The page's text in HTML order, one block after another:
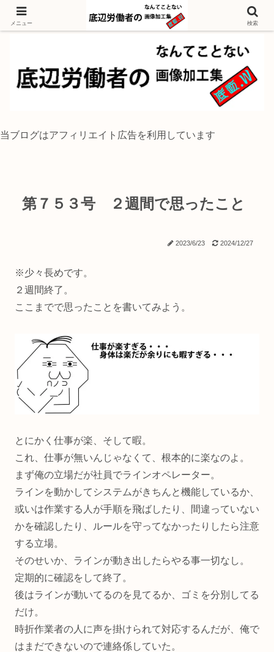
独身底辺おじさんが風景写真をイラスト風に加工するブログ
当ブログはアフィリエイト広告を利用しています
第７５３号 ２週間で思ったこと
2023/6/23 2024/12/27
※少々長めです。
２週間終了。
ここまでで思ったことを書いてみよう。
とにかく仕事が楽、そして暇。
これ、仕事が無いんじゃなくて、根本的に楽なのよ。
まず俺の立場だが社員でラインオペレーター。
ラインを動かしてシステムがきちんと機能しているか、
或いは作業する人が手順を飛ばしたり、間違っていない
かを確認したり、ルールを守ってなかったりしたら注意
する立場。
そのせいか、ラインが動き出したらやる事一切なし。
定期的に確認をして終了。
後はラインが動いてるのを見てるか、ゴミを分別してる
だけ。
時折作業者の人に声を掛けられて対応するんだが、俺で
はまだできないので連絡係していた。
メニュー 検索